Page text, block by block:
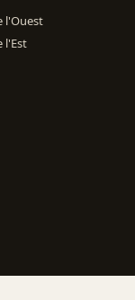
l'Ouest
l'Est